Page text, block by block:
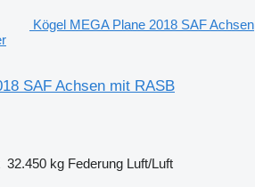
Kögel MEGA Plane 2018 SAF Achsen
SAF Achsen mit RASB
32.450 kg Federung Luft/Luft